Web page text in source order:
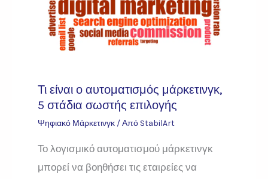
Τι είναι ο αυτοματισμός μάρκετινγκ,
5 στάδια σωστής επιλογής
Ψηφιακό Μάρκετινγκ/ Από StabilArt
Το λογισμικό αυτοματισμού μάρκετινγκ
μπορεί να βοηθήσει τις εταιρείες να